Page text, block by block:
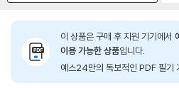
이 상품은 구매 후 지원 기기에서
이용 가능한 상품입니다.
예스24만의 독보적인 PDF 필기